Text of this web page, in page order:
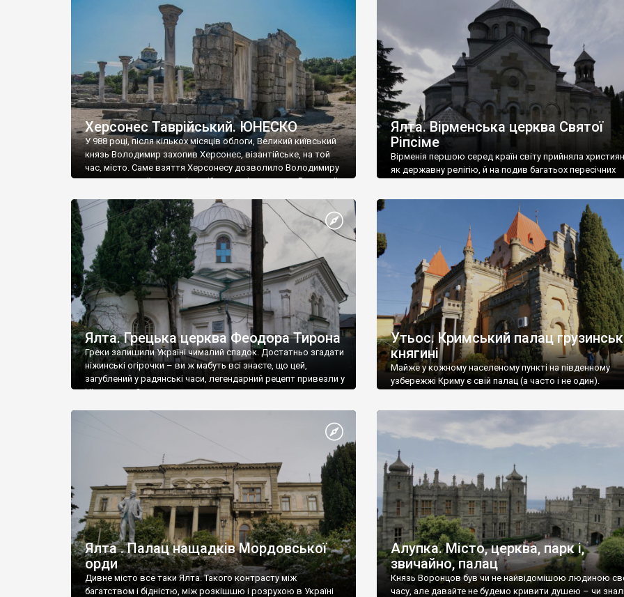
візантійської доби. Раритети викрадені з фондів об’єкту
культурної спадщини ЮНЕСКО «Херсонеса Таврійського».
Офіційно – на виставку «Золото Візантії», але експерти та
влада в Україні вважають це лише […]
називаються «повстяками» (postaki)…” “Вино. Крим
виробляє відмінне вино і його вдосталь: воно все
легке біле і дуже […]
Херсонес Таврійський. ЮНЕСКО
У 988 році, після кількох місяців облоги, Великий київський
князь Володимир захопив Херсонес, візантійське, на той
час, місто. Саме взяття Херсонесу дозволило Володимиру
диктувати свої умови візантійському імператору Василю ІІ,
Херсонесі Володимир-язичник, став Василем-
християнином. А потім було Хрещення Русі. На честь
Херсонесу Таврійського названо місто […]
Ялта. Вірменська церква Святої
Ріпсіме
Вірменія першою серед країн світу прийняла
як державну релігію, й на подив багатьох пересічних
Ялта. Грецька церква Феодора Тирона
Греки залишили Україні чималий спадок. Достатньо згадати
ніжинські огірочки – ви ж мабуть всі знаєте, що цей,
загублений у радянські часи, легендарний рецепт привезли у
Ніжин греки?
Утьос. Кримський палац
княгині
Майже у кожному населеному пункті на південному
узбережжі Криму є свій палац (а часто і не один).
Ялта . Палац нащадків Мордовської
орди
Дивне місто все таки Ялта. Такого контрасту між
багатством і бідністю, між розкішшю і розрухою в Україні
Алупка. Місто, церква, парк і,
звичайно, палац
Князь Воронцов був чи не найвідомішою людиною
часу, але давайте не будемо кривити душею – чи